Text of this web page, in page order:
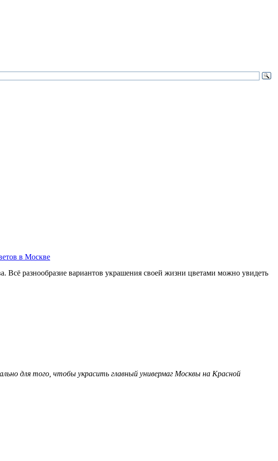
в Москве
разнообразие вариантов украшения своей жизни цветами можно увидеть
для того, чтобы украсить главный универмаг Москвы на Красной